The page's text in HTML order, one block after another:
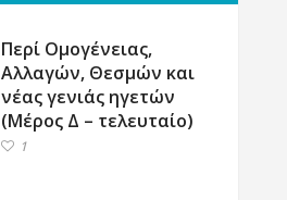
Περί Ομογένειας,
Αλλαγών, Θεσμών και
νέας γενιάς ηγετών
(Μέρος Δ – τελευταίο)
1